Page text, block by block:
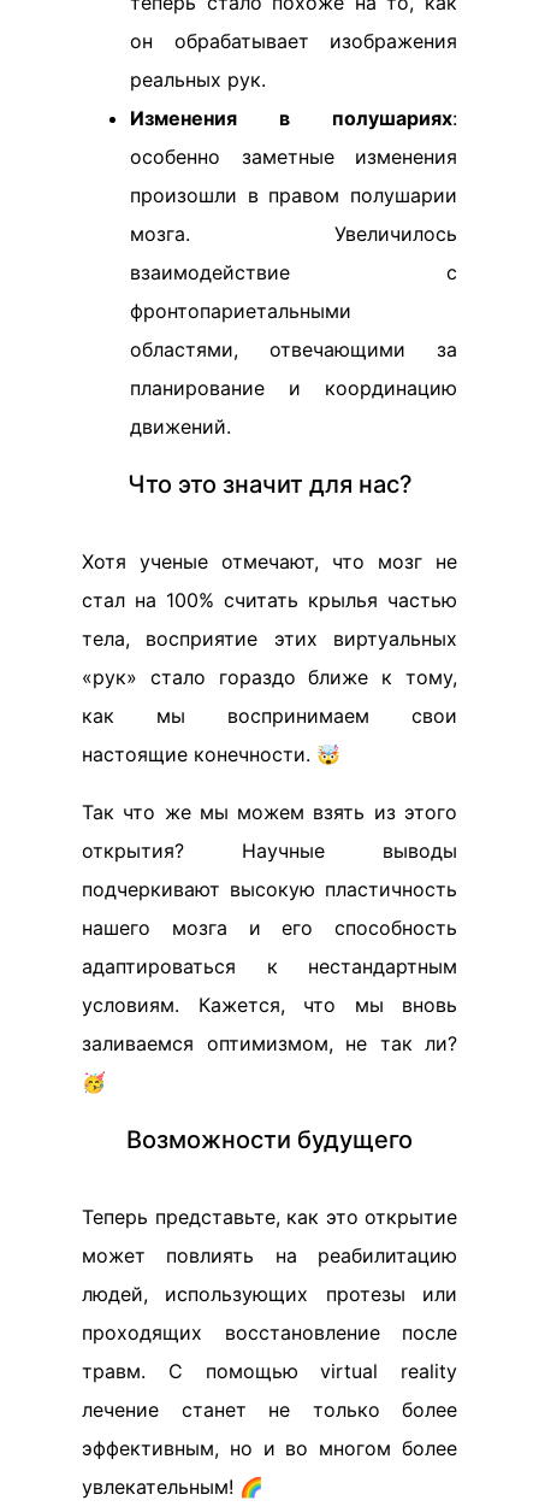
он обрабатывает изображения
реальных рук.
Изменения в полушариях:
особенно заметные изменения
произошли в правом полушарии
мозга. Увеличилось
взаимодействие с
фронтопариетальными
областями, отвечающими за
планирование и координацию
движений.
Что это значит для нас?
Хотя ученые отмечают, что мозг не
стал на 100% считать крылья частью
тела, восприятие этих виртуальных
«рук» стало гораздо ближе к тому,
как мы воспринимаем свои
настоящие конечности. 🤯
Так что же мы можем взять из этого
открытия? Научные выводы
подчеркивают высокую пластичность
нашего мозга и его способность
адаптироваться к нестандартным
условиям. Кажется, что мы вновь
заливаемся оптимизмом, не так ли?
🥳
Возможности будущего
Теперь представьте, как это открытие
может повлиять на реабилитацию
людей, использующих протезы или
проходящих восстановление после
травм. С помощью virtual reality
лечение станет не только более
эффективным, но и во многом более
увлекательным! 🌈